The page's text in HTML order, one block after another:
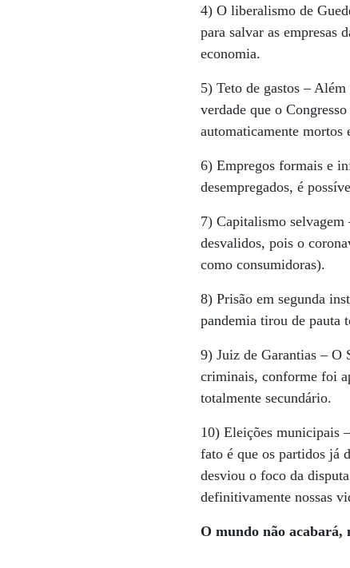
4) O liberalismo de
para salvar as empresas
economia.
5) Teto de gastos –
verdade que o
automaticamente mortos
6) Empregos formais e
desempregados, é
7) Capitalismo selvagem
desvalidos, pois o
como consumidoras).
8) Prisão em segunda
pandemia tirou de pauta
9) Juiz de Garantias – O
criminais, conforme foi
totalmente secundário.
10) Eleições municipais
fato é que os partidos já
desviou o foco da
definitivamente nossas
O mundo não acabará,